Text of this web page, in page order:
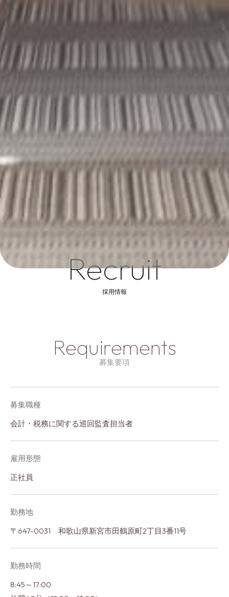
採用情報
Recruit
募集要項
Requirements
募集職種
会計・税務に関する巡回監査担当者
雇用形態
正社員
勤務地
〒647-0031 和歌山県新宮市田鶴原町2丁目3番11号
勤務時間
8:45～17:00